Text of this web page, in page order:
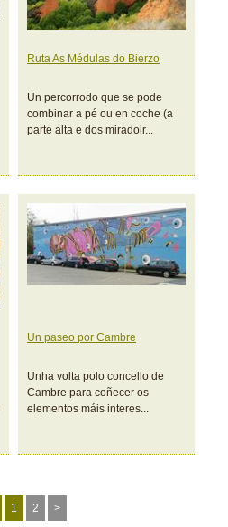
Ruta As Médulas do Bierzo
Un percorrodo que se pode
combinar a pé ou en coche (a
parte alta e dos miradoir...
Un paseo por Cambre
Unha volta polo concello de
Cambre para coñecer os
elementos máis interes...
1 2 >